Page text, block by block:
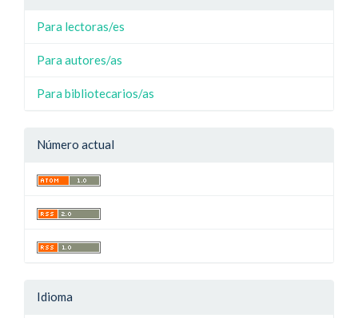
Para lectoras/es
Para autores/as
Para bibliotecarios/as
Número actual
Idioma